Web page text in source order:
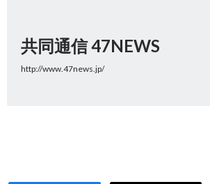
共同通信 47NEWS
http://www.47news.jp/